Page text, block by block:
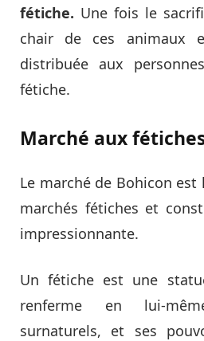
fétiche. Une fois le
chair de ces animaux
distribuée aux
fétiche.
Marché aux
Le marché de Bohicon est
marchés fétiches et
impressionnante.
Un fétiche est une
renferme en lui-
surnaturels, et ses